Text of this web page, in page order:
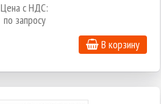
Цена с НДС:
по запросу
В корзину